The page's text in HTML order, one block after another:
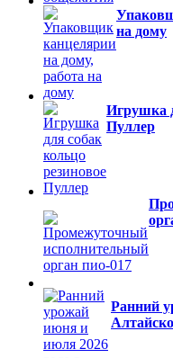
на дому
Игрушка
Пуллер
Ранний